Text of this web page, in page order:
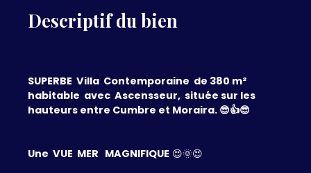
Descriptif du bien
SUPERBE Villa Contemporaine de 380 m²
habitable avec Ascensseur, située sur les
hauteurs entre Cumbre et Moraira. 😎👍😎
Une VUE MER MAGNIFIQUE 😍🌞😍